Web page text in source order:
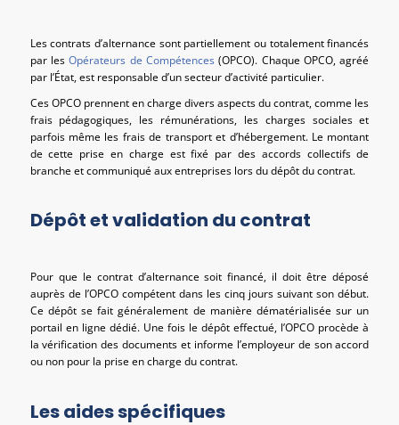
Les contrats d’alternance sont partiellement ou totalement financés
par lesOpérateurs de Compétences (OPCO). Chaque OPCO, agréé
par l’État, est responsable d’un secteur d’activité particulier.
Ces OPCO prennent en charge divers aspects du contrat, comme les
frais pédagogiques, les rémunérations, les charges sociales et
parfois même les frais de transport et d’hébergement. Le montant
de cette prise en charge est fixé par des accords collectifs de
branche et communiqué aux entreprises lors du dépôt du contrat.
Dépôt et validation du contrat
Pour que le contrat d’alternance soit financé, il doit être déposé
auprès de l’OPCO compétent dans les cinq jours suivant son début.
Ce dépôt se fait généralement de manière dématérialisée sur un
portail en ligne dédié. Une fois le dépôt effectué, l’OPCO procède à
la vérification des documents et informe l’employeur de son accord
ou non pour la prise en charge du contrat.
Les aides spécifiques